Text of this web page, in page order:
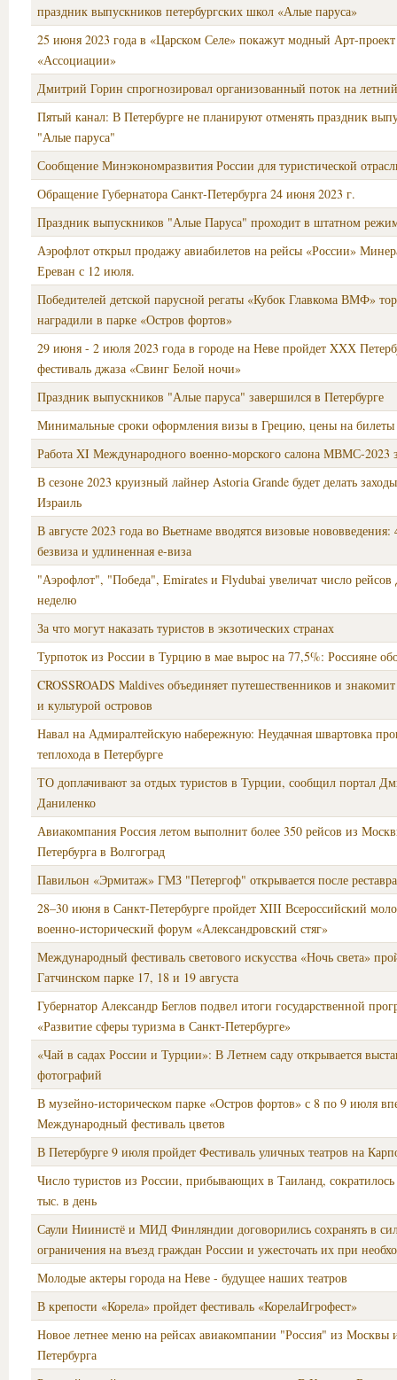
праздник выпускников петербургских школ «Алые паруса»
25 июня 2023 года в «Царском Селе» покажут модный Арт-проект
«Ассоциации»
Дмитрий Горин спрогнозировал организованный поток на
Пятый канал: В Петербурге не планируют отменять праздник
"Алые паруса"
Сообщение Минэкономразвития России для туристической
Обращение Губернатора Санкт‑Петербурга 24 июня 2023 г.
Праздник выпускников "Алые Паруса" проходит в штатном
Аэрофлот открыл продажу авиабилетов на рейсы «России»
Ереван с 12 июля.
Победителей детской парусной регаты «Кубок Главкома ВМФ»
наградили в парке «Остров фортов»
29 июня - 2 июля 2023 года в городе на Неве пройдет XXХ
фестиваль джаза «Свинг Белой ночи»
Праздник выпускников "Алые паруса" завершился в Петербурге
Минимальные сроки оформления визы в Грецию, цены на
Работа XI Международного военно-морского салона МВМС-2023
В сезоне 2023 круизный лайнер Astoria Grande будет делать
Израиль
В августе 2023 года во Вьетнаме вводятся визовые нововведения:
безвиза и удлиненная е-виза
"Аэрофлот", "Победа", Emirates и Flydubai увеличат число
неделю
За что могут наказать туристов в экзотических странах
Турпоток из России в Турцию в мае вырос на 77,5%: Россияне
CROSSROADS Maldives объединяет путешественников и
и культурой островов
Навал на Адмиралтейскую набережную: Неудачная швартовка
теплохода в Петербурге
ТО доплачивают за отдых туристов в Турции, сообщил портал
Даниленко
Авиакомпания Россия летом выполнит более 350 рейсов из
Петербурга в Волгоград
Павильон «Эрмитаж» ГМЗ "Петергоф" открывается после
28–30 июня в Санкт-Петербурге пройдет XIII Всероссийский
военно-исторический форум «Александровский стяг»
Международный фестиваль светового искусства «Ночь света»
Гатчинском парке 17, 18 и 19 августа
Губернатор Александр Беглов подвел итоги государственной
«Развитие сферы туризма в Санкт‑Петербурге»
«Чай в садах России и Турции»: В Летнем саду открывается
фотографий
В музейно-историческом парке «Остров фортов» с 8 по 9 июля
Международный фестиваль цветов
В Петербурге 9 июля пройдет Фестиваль уличных театров на
Число туристов из России, прибывающих в Таиланд,
тыс. в день
Саули Ниинистё и МИД Финляндии договорились сохранять в
ограничения на въезд граждан России и ужесточать их при
Молодые актеры города на Неве - будущее наших театров
В крепости «Корела» пройдет фестиваль «КорелаИгрофест»
Новое летнее меню на рейсах авиакомпании "Россия" из Москвы
Петербурга